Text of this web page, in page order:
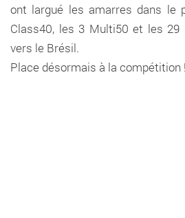
ont largué les amarres dans le
Class40, les 3 Multi50 et les
vers le Brésil.
Place désormais à la compétition !